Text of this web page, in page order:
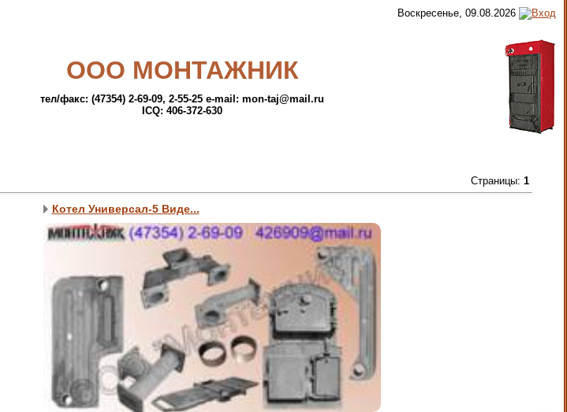
Воскресенье, 09.08.2026
ООО МОНТАЖНИК
тел/факс: (47354) 2-69-09, 2-55-25 e-mail: mon-taj@mail.ru
ICQ: 406-372-630
Страницы: 1
Котел Универсал-5 Виде...